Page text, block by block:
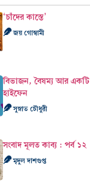
‘চাঁদের কাস্তে’
জয় গোস্বামী
বিভাজন, বৈষম্য আর একটি
হাইফেন
সুস্নাত চৌধুরী
সংবাদ মূলত কাব্য : পর্ব ১২
মৃদুল দাশগুপ্ত